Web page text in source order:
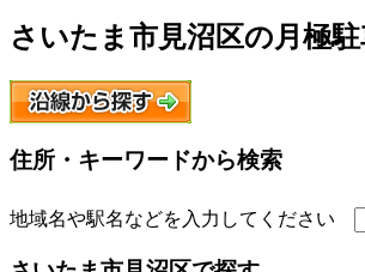
さいたま市見沼区の月極
住所・キーワードから検索
地域名や駅名などを入力してください